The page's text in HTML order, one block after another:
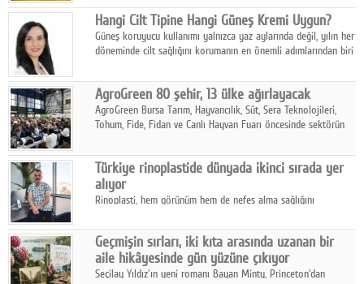
aksiyonu ve karanlık fantastik atmosferi bir araya getirmeyi
sürdürüyor.
Hangi Cilt Tipine Hangi Güneş Kremi Uygun?
Güneş koruyucu kullanımı yalnızca yaz aylarında değil, yılın her
döneminde cilt sağlığını korumanın en önemli adımlarından biri
AgroGreen 80 şehir, 13 ülke ağırlayacak
AgroGreen Bursa Tarım, Hayvancılık, Süt, Sera Teknolojileri,
Tohum, Fide, Fidan ve Canlı Hayvan Fuarı öncesinde sektörün
Türkiye rinoplastide dünyada ikinci sırada yer
alıyor
Rinoplasti, hem görünüm hem de nefes alma sağlığını
biri konumunda.
Geçmişin sırları, iki kıta arasında uzanan bir
aile hikâyesinde gün yüzüne çıkıyor
Seçilay Yıldız'ın yeni romanı Bayan Minty, Princeton'dan